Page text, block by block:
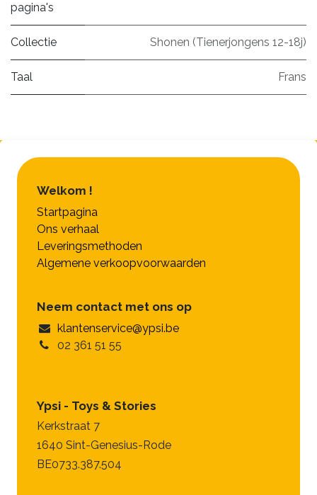
pagina's
Collectie Shonen (Tienerjongens 12-18j)
Taal Frans
Welkom !
Startpagina
Ons verhaal
Leveringsmethoden
Algemene verkoopvoorwaarden
Neem contact met ons op
klantenservice@ypsi.be
02 361 51 55
Ypsi - Toys & Stories
Kerkstraat 7
1640 Sint-Genesius-Rode
BE0733.387.504